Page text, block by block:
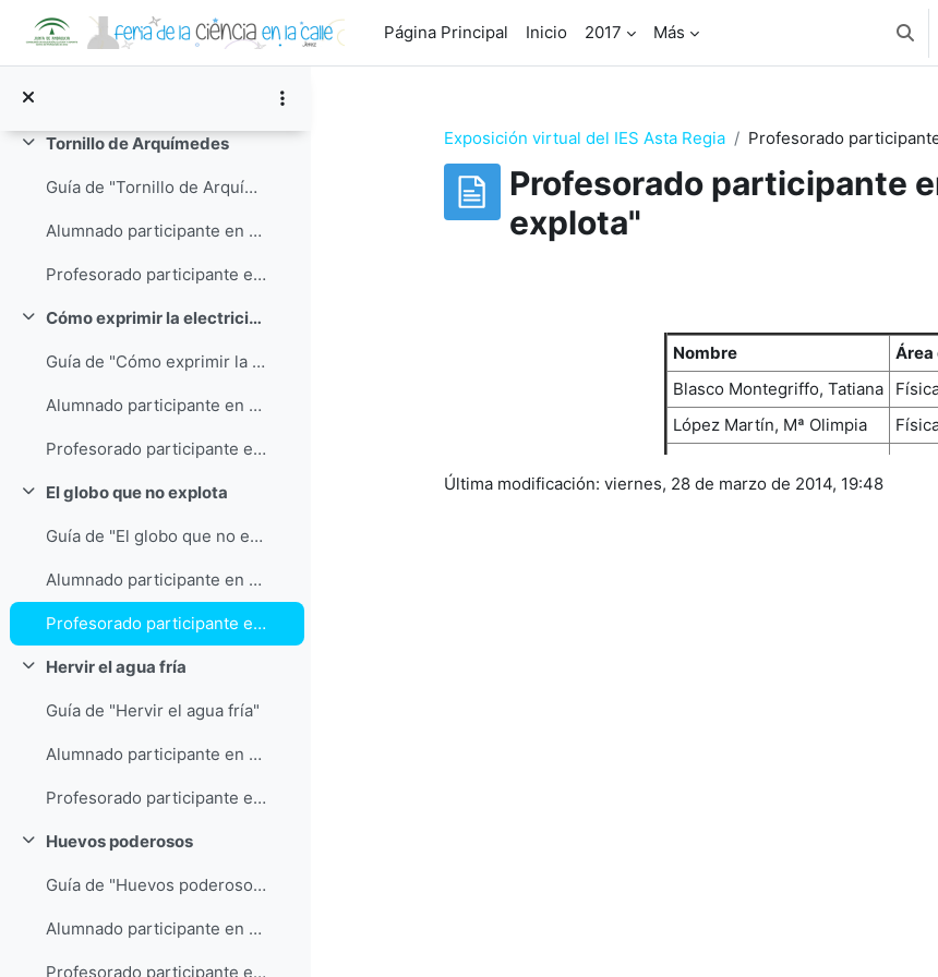
Página Principal
Inicio 2017 Más
Colapsar
Tornillo de Arquímedes
Guía de "Tornillo de Arquímedes"
Alumnado participante en "Tornillo de Arquímedes"
Profesorado participante en "Tornillo de Arquímedes"
Colapsar Cómo exprimir la electricidad de nuestras naranjas
Guía de "Cómo exprimir la electricidad de nuestras naranjas"
Alumnado participante en "Cómo exprimir la electricidad de nuestras naranjas"
Profesorado participante en "Cómo exprimir la electricidad de nuestras naranjas"
Colapsar
El globo que no explota
Guía de "El globo que no explota"
Alumnado participante en "El globo que no explota"
Profesorado participante en "El globo que no explota"
Colapsar
Hervir el agua fría
Guía de "Hervir el agua fría"
Alumnado participante en "Hervir el agua fría"
Profesorado participante en "Hervir el agua fría"
Colapsar
Huevos poderosos
Guía de "Huevos poderosos"
Alumnado participante en "Huevos poderosos"
Profesorado participante en "Huevos poderosos"
Exposición virtual del IES Asta Regia
Profesorado
Profesorado participante
explota"
Nombre
Área
Blasco Montegriffo, Tatiana
López Martín, Mª Olimpia
Última modificación: viernes, 28 de marzo de 2014, 19:48